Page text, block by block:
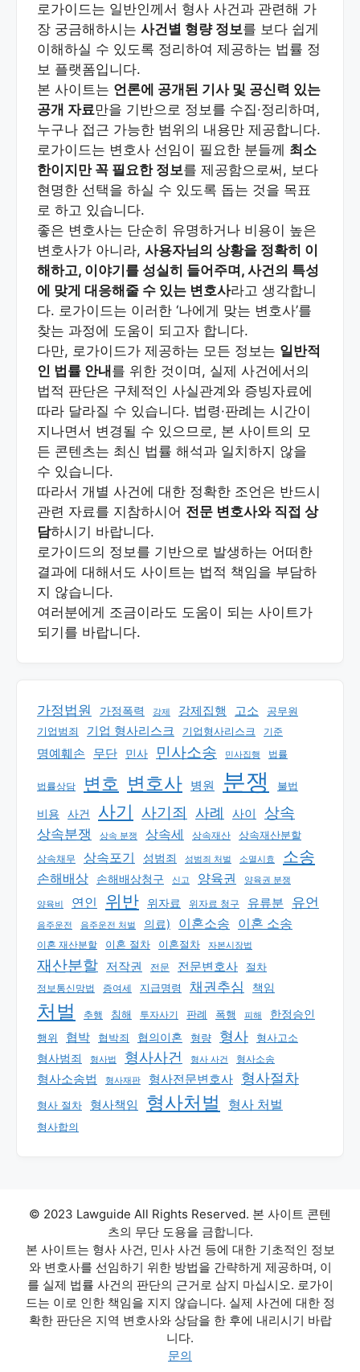
로가이드는 일반인께서 형사 사건과 관련해 가
장 궁금해하시는 사건별 형량 정보를 보다 쉽게
이해하실 수 있도록 정리하여 제공하는 법률 정
보 플랫폼입니다.
본 사이트는 언론에 공개된 기사 및 공신력 있는
공개 자료만을 기반으로 정보를 수집·정리하며,
누구나 접근 가능한 범위의 내용만 제공합니다.
로가이드는 변호사 선임이 필요한 분들께 최소
한이지만 꼭 필요한 정보를 제공함으로써, 보다
현명한 선택을 하실 수 있도록 돕는 것을 목표
로 하고 있습니다.
좋은 변호사는 단순히 유명하거나 비용이 높은
변호사가 아니라, 사용자님의 상황을 정확히 이
해하고, 이야기를 성실히 들어주며, 사건의 특성
에 맞게 대응해줄 수 있는 변호사라고 생각합니
다. 로가이드는 이러한 ‘나에게 맞는 변호사’를
찾는 과정에 도움이 되고자 합니다.
다만, 로가이드가 제공하는 모든 정보는 일반적
인 법률 안내 를 위한 것이며, 실제 사건에서의
법적 판단은 구체적인 사실관계와 증빙자료에
따라 달라질 수 있습니다. 법령·판례는 시간이
지나면서 변경될 수 있으므로, 본 사이트의 모
든 콘텐츠는 최신 법률 해석과 일치하지 않을
수 있습니다.
따라서 개별 사건에 대한 정확한 조언은 반드시
관련 자료를 지참하시어 전문 변호사와 직접 상
담하시기 바랍니다.
로가이드의 정보를 기반으로 발생하는 어떠한
결과에 대해서도 사이트는 법적 책임을 부담하
지 않습니다.
여러분에게 조금이라도 도움이 되는 사이트가
되기를 바랍니다.
가정법원 가정폭력 강제 강제집행 고소
공무원
기업범죄
기업 형사리스크 기업형사리스크 기준
명예훼손 무단 민사 민사소송 민사집행 법률
법률상담 변호 변호사 병원 분쟁 불법
비용 사건 사기 사기죄 사례 사이 상속
상속분쟁 상속 분쟁 상속세 상속재산 상속재산분할
상속채무 상속포기 성범죄 성범죄 처벌 소멸시효 소송
손해배상 손해배상청구 신고 양육권 양육권 분쟁
양육비 연인 위반 위자료 위자료 청구 유류분 유언
음주운전 음주운전 처벌 의료) 이혼소송 이혼 소송
이혼 재산분할 이혼 절차 이혼절차 자본시장법
재산분할 저작권 전문 전문변호사 절차
정보통신망법 증여세 지급명령 채권추심 책임
처벌 추행 침해 투자사기 판례 폭행 피해 한정승인
행위 협박 협박죄 협의이혼 형량 형사 형사고소
형사범죄 형사법 형사사건 형사 사건 형사소송
형사소송법 형사재판 형사전문변호사 형사절차
형사 절차 형사책임 형사처벌 형사 처벌
형사합의
© 2023 Lawguide All Rights Reserved. 본 사이트 콘텐
츠의 무단 도용을 금합니다.
본 사이트는 형사 사건, 민사 사건 등에 대한 기초적인 정보
와 변호사를 선임하기 위한 방법을 간략하게 제공하며, 이
를 실제 법률 사건의 판단의 근거로 삼지 마십시오. 로가이
드는 이로 인한 책임을 지지 않습니다. 실제 사건에 대한 정
확한 판단은 지역 변호사와 상담을 한 후에 내리시기 바랍
니다.
문의